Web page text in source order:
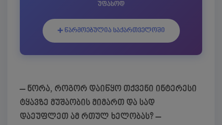
უფასოდ
➕ წარმოებულია საქართველოში
– ნორა, როგორ დაიწყო თქვენი ინტერესი
ტყავზე მუშაობის მიმართ და სად
დაეუფლეთ ამ რთულ ხელობას? –